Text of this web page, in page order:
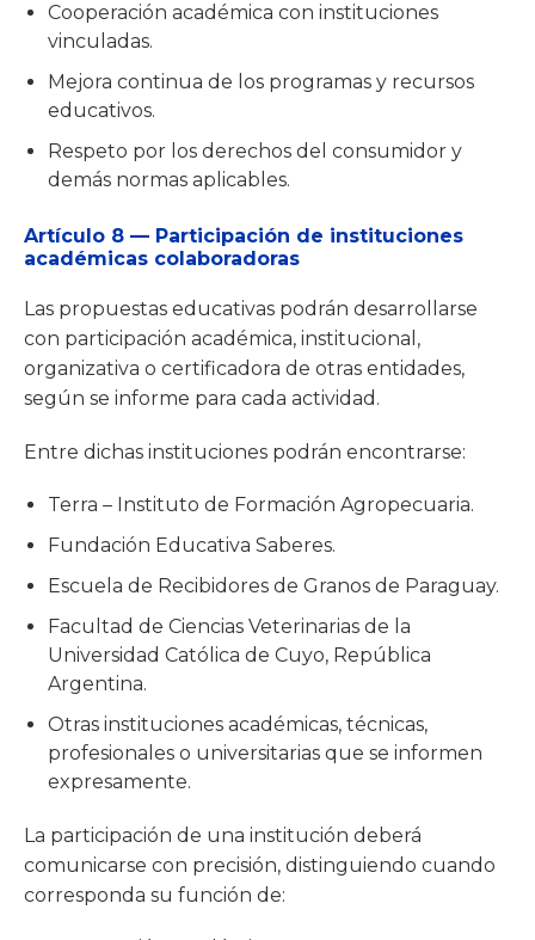
Cooperación académica con instituciones
vinculadas.
Mejora continua de los programas y recursos
educativos.
Respeto por los derechos del consumidor y
demás normas aplicables.
Artículo 8 — Participación de instituciones
académicas colaboradoras
Las propuestas educativas podrán desarrollarse
con participación académica, institucional,
organizativa o certificadora de otras entidades,
según se informe para cada actividad.
Entre dichas instituciones podrán encontrarse:
Terra – Instituto de Formación Agropecuaria.
Fundación Educativa Saberes.
Escuela de Recibidores de Granos de Paraguay.
Facultad de Ciencias Veterinarias de la
Universidad Católica de Cuyo, República
Argentina.
Otras instituciones académicas, técnicas,
profesionales o universitarias que se informen
expresamente.
La participación de una institución deberá
comunicarse con precisión, distinguiendo cuando
corresponda su función de: